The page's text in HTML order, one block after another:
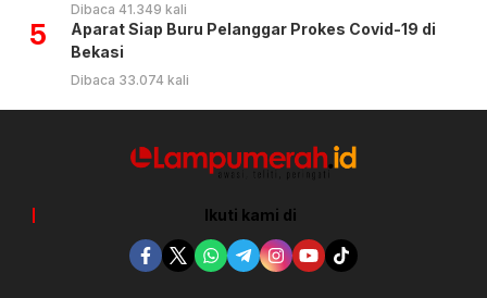
Dibaca 41.349 kali
5
Aparat Siap Buru Pelanggar Prokes Covid-19 di
Bekasi
Dibaca 33.074 kali
Ikuti kami di